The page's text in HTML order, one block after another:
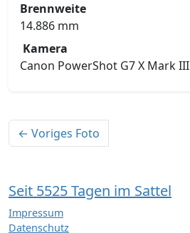
Brennweite
14.886 mm
Kamera
Canon PowerShot G7 X Mark III
← Voriges Foto
Seit 5525 Tagen im Sattel
Impressum
Datenschutz